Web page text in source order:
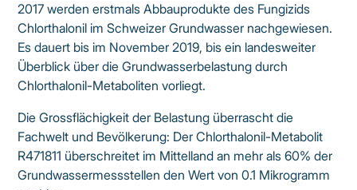
2017 werden erstmals Abbauprodukte des Fungizids
Chlorthalonil im Schweizer Grundwasser nachgewiesen.
Es dauert bis im November 2019, bis ein landesweiter
Überblick über die Grundwasserbelastung durch
Chlorthalonil-Metaboliten vorliegt.
Die Grossflächigkeit der Belastung überrascht die
Fachwelt und Bevölkerung: Der Chlorthalonil-Metabolit
R471811 überschreitet im Mittelland an mehr als 60% der
Grundwassermessstellen den Wert von 0.1 Mikrogramm